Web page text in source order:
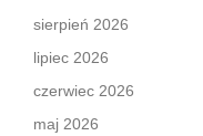
sierpień 2026
lipiec 2026
czerwiec 2026
maj 2026